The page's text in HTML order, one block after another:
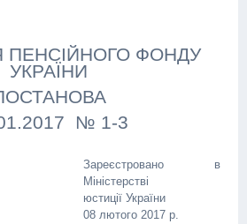
ПЕНСІЙНОГО ФОНДУ
УКРАЇНИ
№ 1-3
Зареєстровано в
Міністерстві
юстиції України
08 лютого 2017 р.